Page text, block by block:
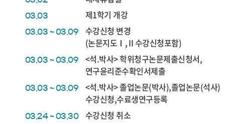
03.03 제1학기 개강
03.03 ~ 03.09
수강신청 변경
(논문지도Ⅰ,Ⅱ수강신청포함)
03.03 ~ 03.09
<석.박사> 학위청구논문제출신청서,
연구윤리준수확인서제출
03.03 ~ 03.09
<석.박사> 졸업논문(박사),졸업논문(석사)
수강신청,수료생연구등록
03.24 ~ 03.30 수강신청 취소